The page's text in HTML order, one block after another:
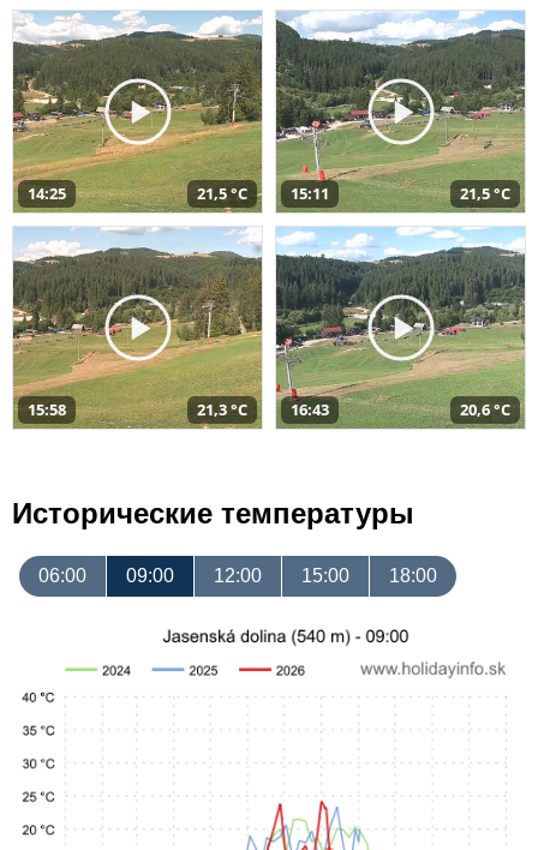
14:25 21,5 °C 15:11 21,5 °C
15:58 21,3 °C 16:43 20,6 °C
Исторические температуры
06:00 09:00 12:00 15:00 18:00